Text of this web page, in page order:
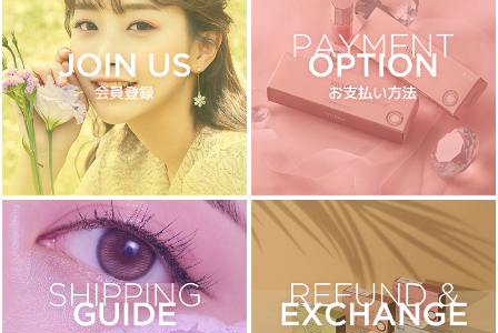
1 Month
3~6 Months
よりどりキット
カラー
ブラウン
チョコ
グレー
ブラック
ヘーゼル
グリーン
ブルー
透明
乱視用